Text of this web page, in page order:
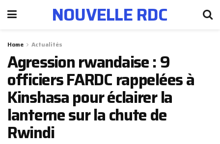
NOUVELLE RDC
Home Actualités
Agression rwandaise : 9
officiers FARDC rappelées à
Kinshasa pour éclairer la
lanterne sur la chute de
Rwindi